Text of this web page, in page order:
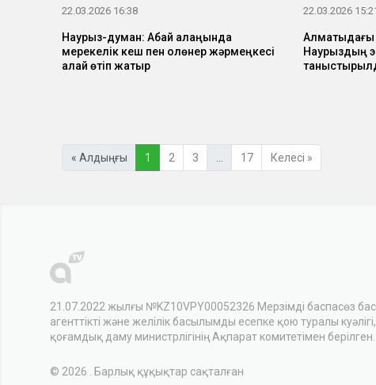
22.03.2026 16:38
Наурыз-думан: Абай алаңында
мерекелік кеш пен қолөнер жәрмеңкесі
қалай өтіп жатыр
22.03.2026
Алматыдағы
Наурыздың
« Алдыңғы 1 2 3 17 Келесі »
21.07.2022 жылғы №KZ10VPY00052326 Мерзімді баспасөз
агенттікті және желілік басылымды есепке қою туралы
қоғамдық даму министрлігінің Ақпарат комитетімен берілген.
© 2026 . Барлық құқықтар сақталған